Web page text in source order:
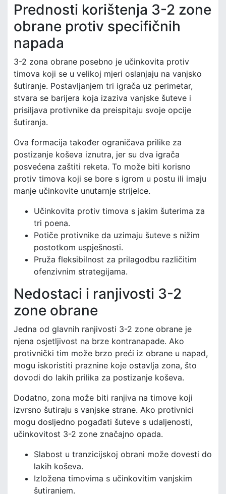
Prednosti korištenja 3-2 zone
obrane protiv specifičnih
napada
3-2 zona obrane posebno je učinkovita protiv
timova koji se u velikoj mjeri oslanjaju na vanjsko
šutiranje. Postavljanjem tri igrača uz perimetar,
stvara se barijera koja izaziva vanjske šuteve i
prisiljava protivnike da preispitaju svoje opcije
šutiranja.
Ova formacija također ograničava prilike za
postizanje koševa iznutra, jer su dva igrača
posvećena zaštiti reketa. To može biti korisno
protiv timova koji se bore s igrom u postu ili imaju
manje učinkovite unutarnje strijelce.
Učinkovita protiv timova s jakim šuterima za
tri poena.
Potiče protivnike da uzimaju šuteve s nižim
postotkom uspješnosti.
Pruža fleksibilnost za prilagodbu različitim
ofenzivnim strategijama.
Nedostaci i ranjivosti 3-2
zone obrane
Jedna od glavnih ranjivosti 3-2 zone obrane je
njena osjetljivost na brze kontranapade. Ako
protivnički tim može brzo preći iz obrane u napad,
mogu iskoristiti praznine koje ostavlja zona, što
dovodi do lakih prilika za postizanje koševa.
Dodatno, zona može biti ranjiva na timove koji
izvrsno šutiraju s vanjske strane. Ako protivnici
mogu dosljedno pogađati šuteve s udaljenosti,
učinkovitost 3-2 zone značajno opada.
Slabost u tranzicijskoj obrani može dovesti do
lakih koševa.
Izložena timovima s učinkovitim vanjskim
šutiranjem.